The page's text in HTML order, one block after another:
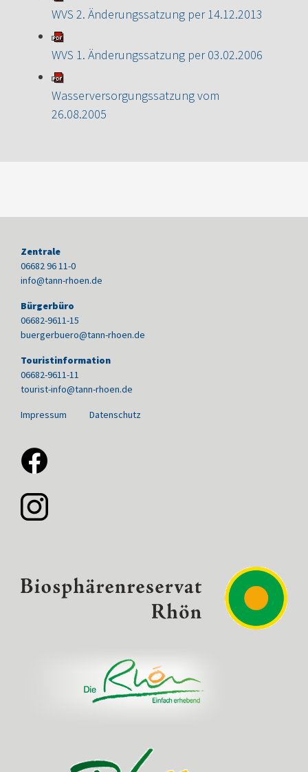
WVS 2. Änderungssatzung per 14.12.2013
WVS 1. Änderungssatzung per 03.02.2006
Wasserversorgungssatzung vom
26.08.2005
Zentrale
06682 96 11-0
info@tann-rhoen.de
Bürgerbüro
06682-9611-15
buergerbuero@tann-rhoen.de
Touristinformation
06682-9611-11
tourist-info@tann-rhoen.de
Impressum Datenschutz